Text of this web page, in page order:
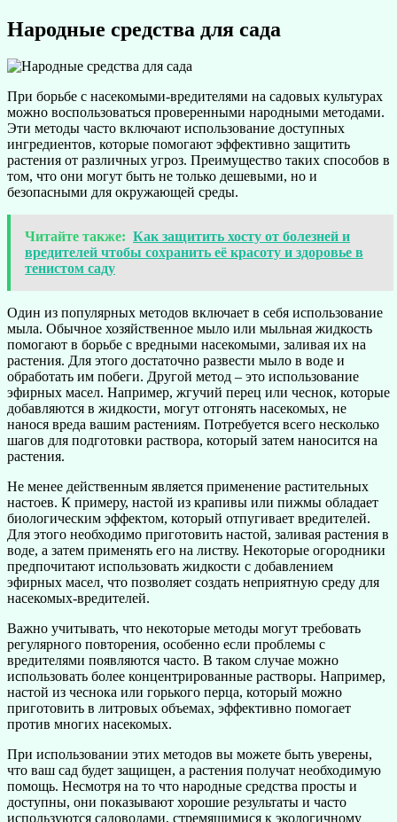
Народные средства для сада
При борьбе с насекомыми-вредителями на садовых культурах
можно воспользоваться проверенными народными методами.
Эти методы часто включают использование доступных
ингредиентов, которые помогают эффективно защитить
растения от различных угроз. Преимущество таких способов в
том, что они могут быть не только дешевыми, но и
безопасными для окружающей среды.
Читайте также: Как защитить хосту от болезней и
вредителей чтобы сохранить её красоту и здоровье в
тенистом саду
Один из популярных методов включает в себя использование
мыла. Обычное хозяйственное мыло или мыльная жидкость
помогают в борьбе с вредными насекомыми, заливая их на
растения. Для этого достаточно развести мыло в воде и
обработать им побеги. Другой метод – это использование
эфирных масел. Например, жгучий перец или чеснок, которые
добавляются в жидкости, могут отгонять насекомых, не
нанося вреда вашим растениям. Потребуется всего несколько
шагов для подготовки раствора, который затем наносится на
растения.
Не менее действенным является применение растительных
настоев. К примеру, настой из крапивы или пижмы обладает
биологическим эффектом, который отпугивает вредителей.
Для этого необходимо приготовить настой, заливая растения в
воде, а затем применять его на листву. Некоторые огородники
предпочитают использовать жидкости с добавлением
эфирных масел, что позволяет создать неприятную среду для
насекомых-вредителей.
Важно учитывать, что некоторые методы могут требовать
регулярного повторения, особенно если проблемы с
вредителями появляются часто. В таком случае можно
использовать более концентрированные растворы. Например,
настой из чеснока или горького перца, который можно
приготовить в литровых объемах, эффективно помогает
против многих насекомых.
При использовании этих методов вы можете быть уверены,
что ваш сад будет защищен, а растения получат необходимую
помощь. Несмотря на то что народные средства просты и
доступны, они показывают хорошие результаты и часто
используются садоводами, стремящимися к экологичному